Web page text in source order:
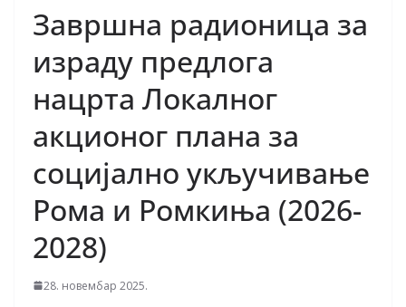
Завршна радионица за
израду предлога
нацрта Локалног
акционог плана за
социјално укључивање
Рома и Ромкиња (2026-
2028)
28. новембар 2025.